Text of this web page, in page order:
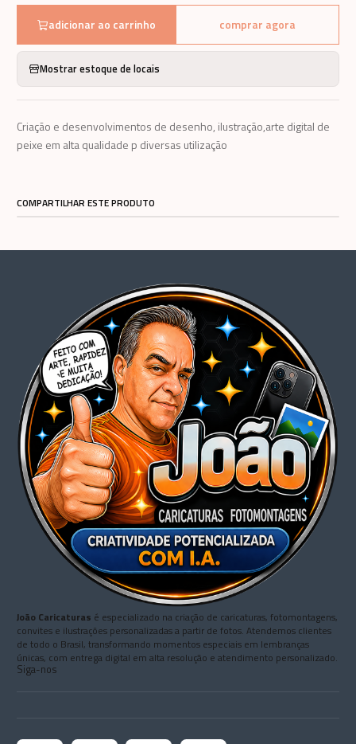
adicionar ao carrinho comprar agora
Mostrar estoque de locais
Criação e desenvolvimentos de desenho, ilustração,arte digital de
peixe em alta qualidade p diversas utilização
COMPARTILHAR ESTE PRODUTO
João Caricaturas é especializado na criação de caricaturas, fotomontagens,
convites e ilustrações personalizadas a partir de fotos. Atendemos clientes
de todo o Brasil, transformando momentos especiais em lembranças
únicas, com entrega digital em alta resolução e atendimento personalizado.
Siga-nos